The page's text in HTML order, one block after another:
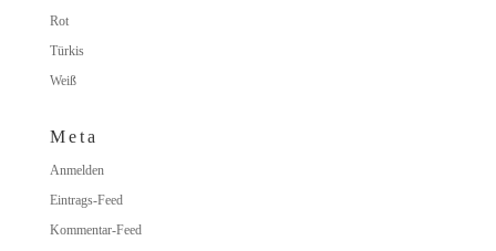
Rot
Türkis
Weiß
Meta
Anmelden
Eintrags-Feed
Kommentar-Feed